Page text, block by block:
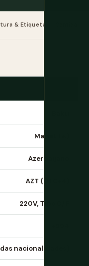
& Etiqueta
Manat (₼)
Azerbaijano
AZT (UTC+4)
220V, Tipo C/F
nacionalidades)